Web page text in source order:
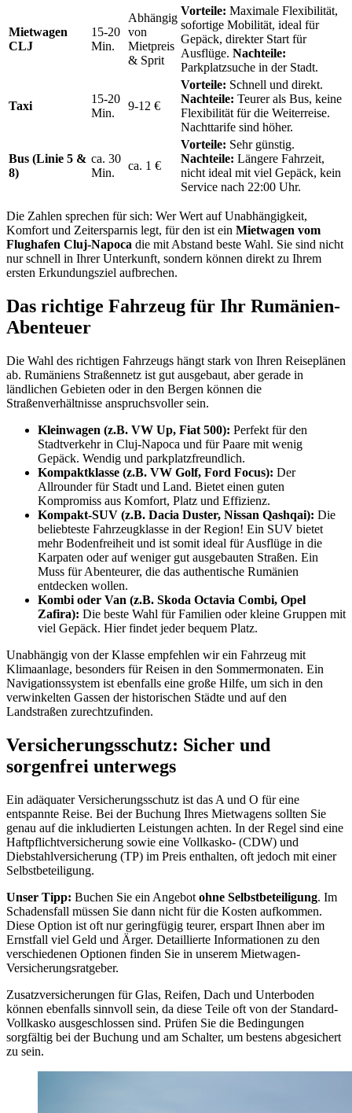
Mietwagen
CLJ
15-20
Min.
Abhängig
von
Mietpreis
& Sprit
Vorteile: Maximale Flexibilität,
sofortige Mobilität, ideal für
Gepäck, direkter Start für
Ausflüge. Nachteile:
Parkplatzsuche in der Stadt.
Taxi
15-20
Min.
9-12 €
Vorteile: Schnell und direkt.
Nachteile: Teurer als Bus, keine
Flexibilität für die Weiterreise.
Nachttarife sind höher.
Bus (Linie 5 &
8)
ca. 30
Min.
ca. 1 €
Vorteile: Sehr günstig.
Nachteile: Längere Fahrzeit,
nicht ideal mit viel Gepäck, kein
Service nach 22:00 Uhr.
Die Zahlen sprechen für sich: Wer Wert auf Unabhängigkeit,
Komfort und Zeitersparnis legt, für den ist ein Mietwagen vom
Flughafen Cluj-Napoca die mit Abstand beste Wahl. Sie sind nicht
nur schnell in Ihrer Unterkunft, sondern können direkt zu Ihrem
ersten Erkundungsziel aufbrechen.
Das richtige Fahrzeug für Ihr Rumänien-
Abenteuer
Die Wahl des richtigen Fahrzeugs hängt stark von Ihren Reiseplänen
ab. Rumäniens Straßennetz ist gut ausgebaut, aber gerade in
ländlichen Gebieten oder in den Bergen können die
Straßenverhältnisse anspruchsvoller sein.
Kleinwagen (z.B. VW Up, Fiat 500): Perfekt für den
Stadtverkehr in Cluj-Napoca und für Paare mit wenig
Gepäck. Wendig und parkplatzfreundlich.
Kompaktklasse (z.B. VW Golf, Ford Focus): Der
Allrounder für Stadt und Land. Bietet einen guten
Kompromiss aus Komfort, Platz und Effizienz.
Kompakt-SUV (z.B. Dacia Duster, Nissan Qashqai): Die
beliebteste Fahrzeugklasse in der Region! Ein SUV bietet
mehr Bodenfreiheit und ist somit ideal für Ausflüge in die
Karpaten oder auf weniger gut ausgebauten Straßen. Ein
Muss für Abenteurer, die das authentische Rumänien
entdecken wollen.
Kombi oder Van (z.B. Skoda Octavia Combi, Opel
Zafira): Die beste Wahl für Familien oder kleine Gruppen mit
viel Gepäck. Hier findet jeder bequem Platz.
Unabhängig von der Klasse empfehlen wir ein Fahrzeug mit
Klimaanlage, besonders für Reisen in den Sommermonaten. Ein
Navigationssystem ist ebenfalls eine große Hilfe, um sich in den
verwinkelten Gassen der historischen Städte und auf den
Landstraßen zurechtzufinden.
Versicherungsschutz: Sicher und
sorgenfrei unterwegs
Ein adäquater Versicherungsschutz ist das A und O für eine
entspannte Reise. Bei der Buchung Ihres Mietwagens sollten Sie
genau auf die inkludierten Leistungen achten. In der Regel sind eine
Haftpflichtversicherung sowie eine Vollkasko- (CDW) und
Diebstahlversicherung (TP) im Preis enthalten, oft jedoch mit einer
Selbstbeteiligung.
Unser Tipp: Buchen Sie ein Angebot ohne Selbstbeteiligung. Im
Schadensfall müssen Sie dann nicht für die Kosten aufkommen.
Diese Option ist oft nur geringfügig teurer, erspart Ihnen aber im
Ernstfall viel Geld und Ärger. Detaillierte Informationen zu den
verschiedenen Optionen finden Sie in unserem Mietwagen-
Versicherungsratgeber.
Zusatzversicherungen für Glas, Reifen, Dach und Unterboden
können ebenfalls sinnvoll sein, da diese Teile oft von der Standard-
Vollkasko ausgeschlossen sind. Prüfen Sie die Bedingungen
sorgfältig bei der Buchung und am Schalter, um bestens abgesichert
zu sein.